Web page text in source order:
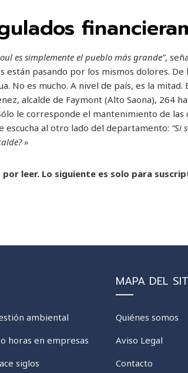
es simplemente el pueblo más grande”,
están pasando por los mismos dolores.
No es mucho. A nivel de país, es la mitad.
alcalde de Faymont (Alto Saona), 264
le corresponde el mantenimiento de
escucha al otro lado del departamento: “Si
»
leer. Lo siguiente es solo para
ambiental
horas en empresas
siglos
MAPA DEL
Quiénes somos
Aviso Legal
Contacto